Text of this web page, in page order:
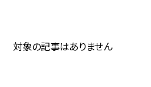
対象の記事はありません